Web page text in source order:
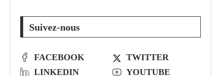
Suivez-nous
FACEBOOK
TWITTER
LINKEDIN
YOUTUBE